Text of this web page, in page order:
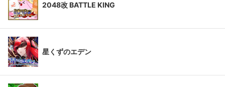
2048改 BATTLE KING
星くずのエデン